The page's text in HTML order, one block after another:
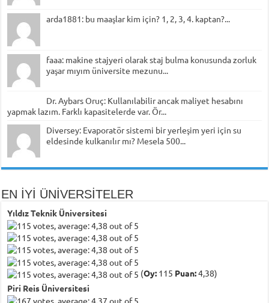
arda1881: bu maaşlar kim için? 1, 2, 3, 4. kaptan?...
faaa: makine stajyeri olarak staj bulma konusunda zorluk
yaşar mıyım üniversite mezunu...
Dr. Aybars Oruç: Kullanılabilir ancak maliyet hesabını
yapmak lazım. Farklı kapasitelerde var. Ör...
Diversey: Evaporatör sistemi bir yerleşim yeri için su
eldesinde kulkanılır mı? Mesela 500...
EN İYİ ÜNİVERSİTELER
Yıldız Teknik Üniversitesi
(Oy: 115 Puan:4,38)
Piri Reis Üniversitesi